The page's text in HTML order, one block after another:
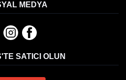
MEDYA
SATICI OLUN